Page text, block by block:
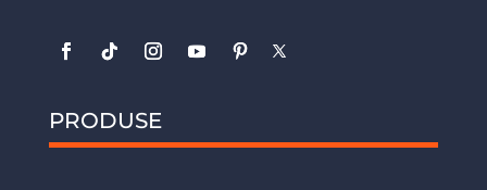
PRODUSE